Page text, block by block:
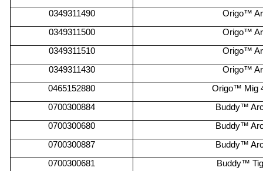
0349311490
Origo™
0349311500
Origo™
0349311510
Origo™
0349311430
Origo™
0465152880
Origo™ Mig
0700300884
Buddy™
0700300680
Buddy™
0700300887
Buddy™
0700300681 Buddy™